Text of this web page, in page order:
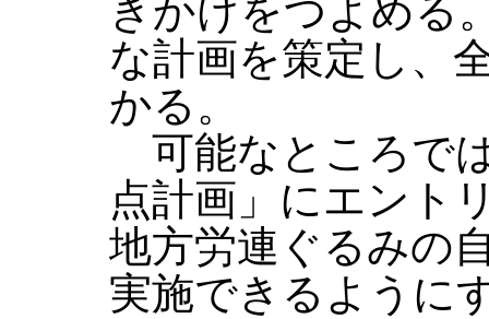
きかけをつよめる
な計画を策定し、
かる。
可能なところで
点計画」にエント
地方労連ぐるみの
実施できるように